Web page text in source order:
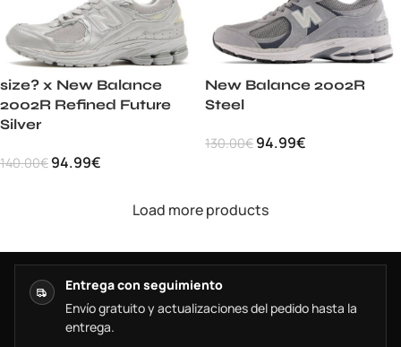
size? x New Balance
2002R Refined Future
Silver
140.00€ 94.99€
New Balance 2002R
Steel
130.00€ 94.99€
Load more products
Entrega con seguimiento
Envío gratuito y actualizaciones del pedido hasta la
entrega.